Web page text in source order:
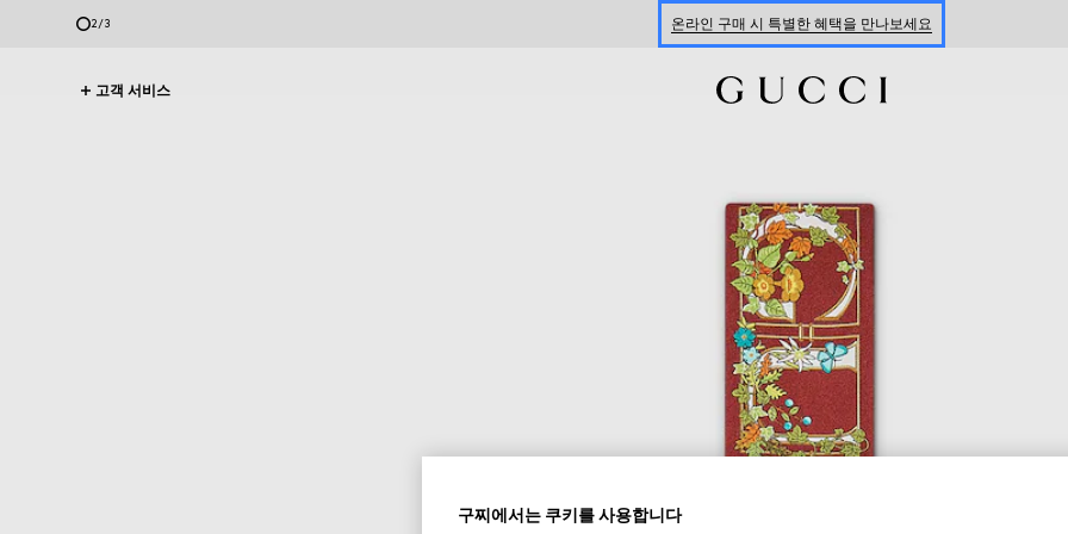
2/3 온라인 구매 시 특별한 혜택을 만나보세요
고객 서비스
구찌에서는 쿠키를 사용합니다